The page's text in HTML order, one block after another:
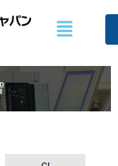
Menu